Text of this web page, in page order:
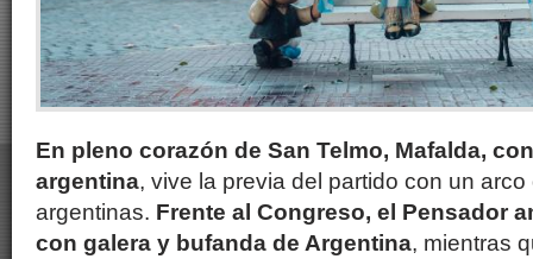
En pleno corazón de San Telmo, Mafalda,
argentina, vive la previa del partido con un
argentinas. Frente al Congreso, el Pensador
con galera y bufanda de Argentina, mientras